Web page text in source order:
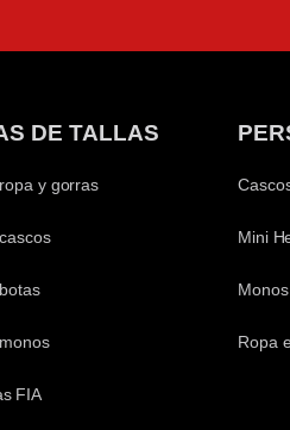
DE TALLAS
y gorras
FIA
Mini
Ropa